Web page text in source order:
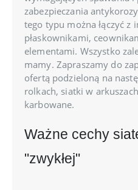
zabezpieczania
tego typu można łączyć z
płaskownikami,
elementami. Wszystko
mamy. Zapraszamy do
ofertą podzieloną na
rolkach, siatki w
karbowane.
Ważne cechy
"zwykłej"